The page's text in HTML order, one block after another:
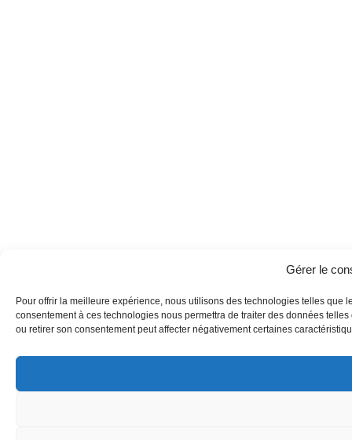
Gérer le
Pour offrir la meilleure expérience, nous utilisons des technologies telles
consentement à ces technologies nous permettra de traiter des données
ou retirer son consentement peut affecter négativement certaines